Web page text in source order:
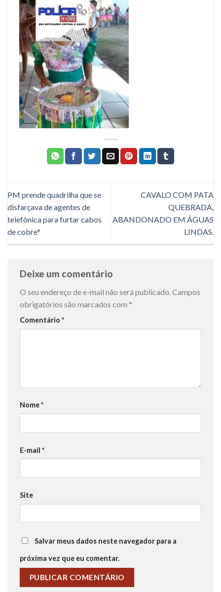
PM prende quadrilha que se
disfarçava de agentes de
telefônica para furtar cabos
de cobre*
CAVALO COM PATA
QUEBRADA,
ABANDONADO EM ÁGUAS
LINDAS.
Deixe um comentário
O seu endereço de e-mail não será publicado.Campos
obrigatórios são marcados com *
Comentário *
Nome*
E-mail *
Site
Salvar meus dados neste navegador para a
próxima vez que eu comentar.